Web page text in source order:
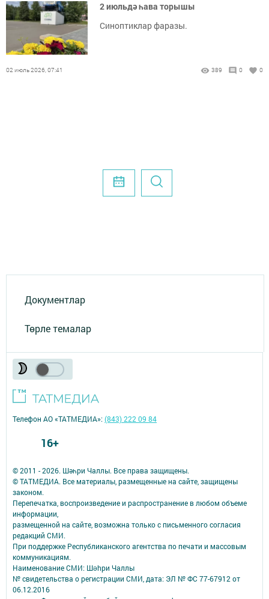
2 июльдә һава торышы
Синоптиклар фаразы.
02 июль 2026, 07:41 389 0 0
Документлар
Төрле темалар
© 2011 - 2026. Шәһри Чаллы. Все права защищены.
© ТАТМЕДИА. Все материалы, размещенные на сайте, защищены
законом.
Перепечатка, воспроизведение и распространение в любом объеме
информации,
размещенной на сайте, возможна только с письменного согласия
редакций СМИ.
При поддержке Республиканского агентства по печати и массовым
коммуникациям.
Наименование СМИ: Шəhри Чаллы
№ свидетельства о регистрации СМИ, дата: ЭЛ № ФС 77-67912 от
06.12.2016
Телефон АО «ТАТМЕДИА»:(843) 222 09 84
16+